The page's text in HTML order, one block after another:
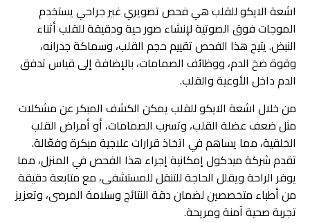
اشعة الايكو للقلب هي فحص تصويري غير جراحي يستخدم
الموجات فوق الصوتية لإنشاء صور حية ودقيقة للقلب أثناء
النبض. يتيح هذا الفحص تقييم حجم القلب، وسماكة جدرانه،
وقوة ضخ الدم، ووظائف الصمامات، بالإضافة إلى قياس تدفق
الدم داخل الأوعية والقلب.
من خلال اشعة الايكو للقلب يمكن الكشف المبكر عن مشكلات
مثل ضعف عضلة القلب، وتسرب الصمامات، أو أمراض القلب
الخلقية، مما يساهم في اتخاذ قرارات علاجية مبكرة وفعّالة.
تقدم شركة ميدكول إمكانية إجراء هذا الفحص في المنزل، مما
يوفر الراحة ويقلل الحاجة للتنقل للمستشفى، مع متابعة دقيقة
من أطباء متخصصين لضمان دقة النتائج وسلامة المرضى، وتعزيز
تجربة صحية آمنة ومريحة.